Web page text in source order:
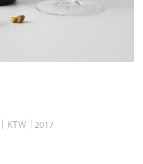
KTW
2017